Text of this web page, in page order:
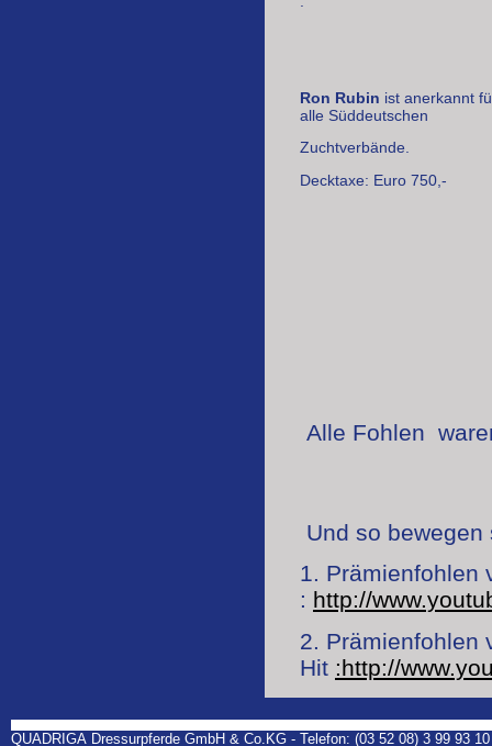
Ron Rubin ist anerkannt
alle Süddeutschen
Zuchtverbände.
Decktaxe: Euro 750,-
Alle Fohlen
Und so
1. Prämienfohlen
: http://
2. Prämienfohlen
Hit :http://
QUADRIGA Dressurpferde GmbH & Co.KG - Telefon: (03 52 08) 3 99 93 10